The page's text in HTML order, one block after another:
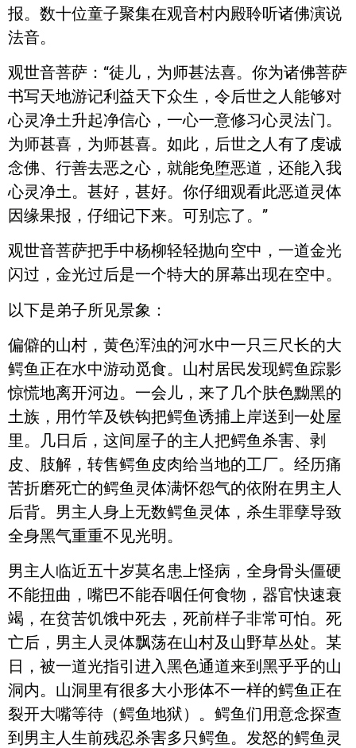
报。数十位童子聚集在观音村内殿聆听诸佛演说
法音。
观世音菩萨：“徒儿，为师甚法喜。你为诸佛菩萨
书写天地游记利益天下众生，令后世之人能够对
心灵净土升起净信心，一心一意修习心灵法门。
为师甚喜，为师甚喜。如此，后世之人有了虔诚
念佛、行善去恶之心，就能免堕恶道，还能入我
心灵净土。甚好，甚好。你仔细观看此恶道灵体
因缘果报，仔细记下来。可别忘了。”
观世音菩萨把手中杨柳轻轻抛向空中，一道金光
闪过，金光过后是一个特大的屏幕出现在空中。
以下是弟子所见景象：
偏僻的山村，黄色浑浊的河水中一只三尺长的大
鳄鱼正在水中游动觅食。山村居民发现鳄鱼踪影
惊慌地离开河边。一会儿，来了几个肤色黝黑的
土族，用竹竿及铁钩把鳄鱼诱捕上岸送到一处屋
里。几日后，这间屋子的主人把鳄鱼杀害、剥
皮、肢解，转售鳄鱼皮肉给当地的工厂。经历痛
苦折磨死亡的鳄鱼灵体满怀怨气的依附在男主人
后背。男主人身上无数鳄鱼灵体，杀生罪孽导致
全身黑气重重不见光明。
男主人临近五十岁莫名患上怪病，全身骨头僵硬
不能扭曲，嘴巴不能吞咽任何食物，器官快速衰
竭，在贫苦饥饿中死去，死前样子非常可怕。死
亡后，男主人灵体飘荡在山村及山野草丛处。某
日，被一道光指引进入黑色通道来到黑乎乎的山
洞内。山洞里有很多大小形体不一样的鳄鱼正在
裂开大嘴等待（鳄鱼地狱）。鳄鱼们用意念探查
到男主人生前残忍杀害多只鳄鱼。发怒的鳄鱼灵